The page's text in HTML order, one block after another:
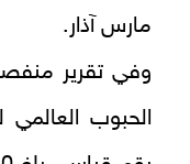
مارس آذار.
وفي تقرير